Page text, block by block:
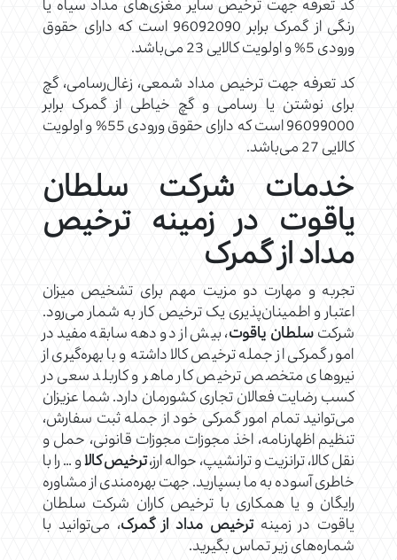
کد تعرفه جهت ترخیص سایر مغزی‌های مداد سیاه یا
رنگی از گمرک برابر 96092090 است که دارای حقوق
ورودی 5% و اولویت کالایی 23 می‌باشد.
کد تعرفه جهت ترخیص مداد شمعی، زغال‌رسامی، گچ
برای نوشتن یا رسامی و گچ خیاطی از گمرک برابر
96099000 است که دارای حقوق ورودی 55% و اولویت
کالایی 27 می‌باشد.
خدمات شرکت سلطان
یاقوت در زمینه ترخیص
مداد از گمرک
تجربه و مهارت دو مزیت مهم برای تشخیص میزان
اعتبار و اطمینان‌پذیری یک ترخیص کار به شمار می‌رود.
شرکتسلطان یاقوت، بیش از دو دهه سابقه مفید در
امور گمرکی از جمله ترخیص کالا داشته و با بهره‌گیری از
نیروهای متخصص ترخیص کار ماهر و کاربلد سعی در
کسب رضایت فعالان تجاری کشورمان دارد. شما عزیزان
می‌توانید تمام امور گمرکی خود از جمله ثبت سفارش،
تنظیم اظهارنامه، اخذ مجوزات مجوزات قانونی، حمل و
نقل کالا، ترانزیت و ترانشیپ، حواله ارز،ترخیص کالاو … را با
خاطری آسوده به ما بسپارید. جهت بهره‌مندی از مشاوره
رایگان و یا همکاری با ترخیص کاران شرکت سلطان
یاقوت در زمینهترخیص مداد از گمرک، می‌توانید با
شماره‌های زیر تماس بگیرید.